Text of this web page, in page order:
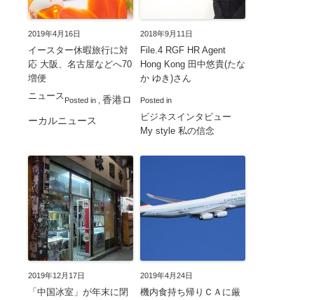
2019年4月16日
イースター休暇旅行に対
応 大阪、名古屋などへ70
増便
Posted in
ニュース
香港ロ
ーカルニュース
2018年9月11日
File.4 RGF HR Agent
Hong Kong 田中悠貴(たな
か ゆき)さん
Posted in
ビジネスインタビュー
My style 私の信念
2019年12月17日
「中国冰室」が年末に閉
2019年4月24日
機内食持ち帰りＣＡに厳